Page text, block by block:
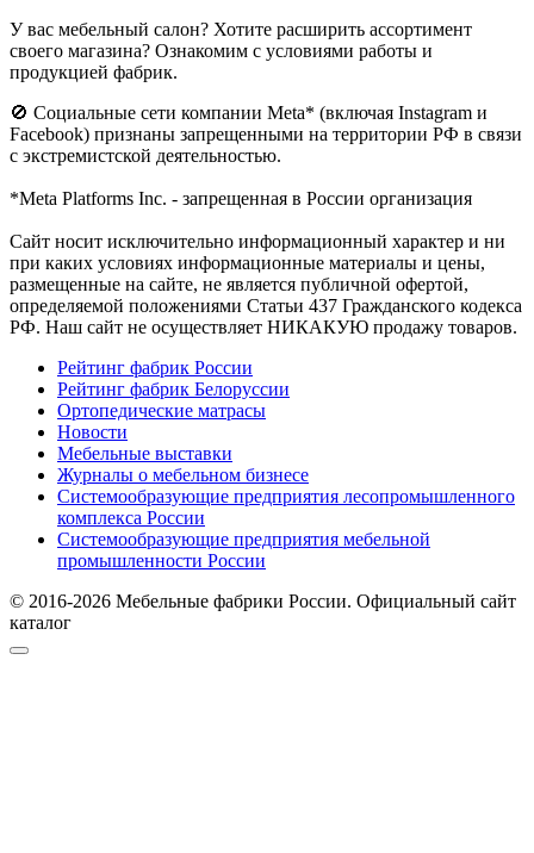
У вас мебельный салон? Хотите расширить ассортимент
своего магазина? Ознакомим с условиями работы и
продукцией фабрик.
🚫 Социальные сети компании Meta* (включая Instagram и
Facebook) признаны запрещенными на территории РФ в связи
с экстремистской деятельностью.
*Meta Platforms Inc. - запрещенная в России организация
Cайт носит исключительно информационный характер и ни
при каких условиях информационные материалы и цены,
размещенные на сайте, не является публичной офертой,
определяемой положениями Статьи 437 Гражданского кодекса
РФ. Наш сайт не осуществляет НИКАКУЮ продажу товаров.
Рейтинг фабрик России
Рейтинг фабрик Белоруссии
Ортопедические матрасы
Новости
Мебельные выставки
Журналы о мебельном бизнесе
Системообразующие предприятия лесопромышленного
комплекса России
Системообразующие предприятия мебельной
промышленности России
© 2016-2026 Мебельные фабрики России. Официальный сайт
каталог